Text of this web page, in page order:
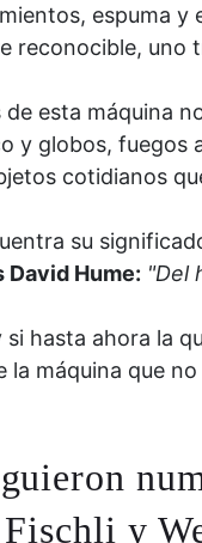
espuma y
reconocible, uno
esta máquina
y globos,
cotidianos
su
Hume: "Del
​​si hasta ahora la
la máquina que
y